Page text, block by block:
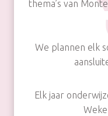
thema’s van
We plannen elk
Elk jaar